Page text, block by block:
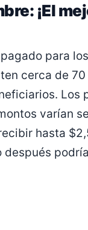
¡El
para
cerca de
Los
varían
hasta
después